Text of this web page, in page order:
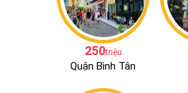
250triệu
Quận Bình Tân